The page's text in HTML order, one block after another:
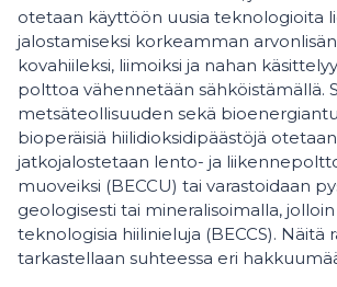
otetaan käyttöön uusia teknologioita
jalostamiseksi korkeamman
kovahiileksi, liimoiksi ja nahan
polttoa vähennetään sähköistämällä.
metsäteollisuuden sekä
bioperäisiä hiilidioksidipäästöjä
jatkojalostetaan lento- ja
muoveiksi (BECCU) tai varastoidaan
geologisesti tai mineralisoimalla,
teknologisia hiilinieluja (BECCS). Näitä
tarkastellaan suhteessa eri